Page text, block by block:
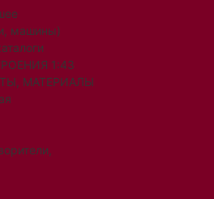
машины)
1:43
МАТЕРИАЛЫ